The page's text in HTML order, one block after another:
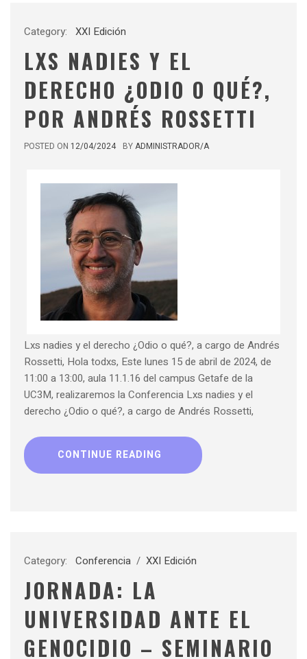
Category: XXI Edición
LXS NADIES Y EL
DERECHO ¿ODIO O QUÉ?,
POR ANDRÉS ROSSETTI
POSTED ON 12/04/2024 BYADMINISTRADOR/A
Lxs nadies y el derecho ¿Odio o qué?, a cargo de Andrés
Rossetti, Hola todxs, Este lunes 15 de abril de 2024, de
11:00 a 13:00, aula 11.1.16 del campus Getafe de la
UC3M, realizaremos la Conferencia Lxs nadies y el
derecho ¿Odio o qué?, a cargo de Andrés Rossetti,
CONTINUE READING
Category: Conferencia / XXI Edición
JORNADA: LA
UNIVERSIDAD ANTE EL
GENOCIDIO – SEMINARIO